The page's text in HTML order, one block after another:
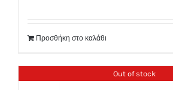
Προσθήκη στο καλάθι
Out of stock